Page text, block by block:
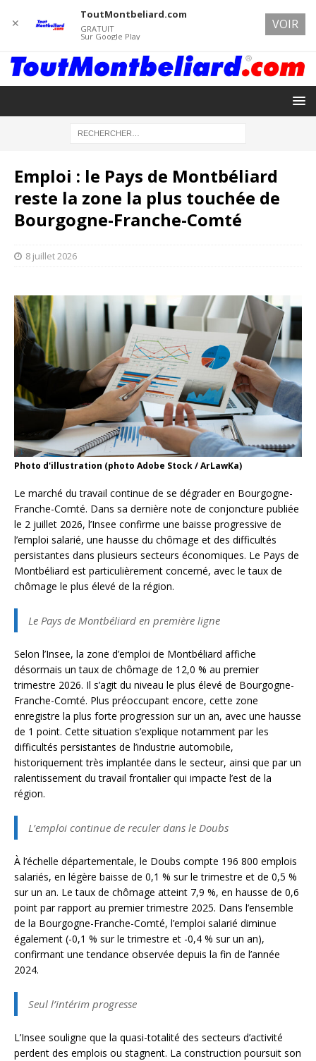
Emploi : le Pays de Montbéliard
reste la zone la plus touchée de
Bourgogne-Franche-Comté
8 juillet 2026
Photo d'illustration (photo Adobe Stock / ArLawKa)
Le marché du travail continue de se dégrader en Bourgogne-
Franche-Comté. Dans sa dernière note de conjoncture publiée
le 2 juillet 2026, l’Insee confirme une baisse progressive de
l’emploi salarié, une hausse du chômage et des difficultés
persistantes dans plusieurs secteurs économiques. Le Pays de
Montbéliard est particulièrement concerné, avec le taux de
chômage le plus élevé de la région.
Le Pays de Montbéliard en première ligne
Selon l’Insee, la zone d’emploi de Montbéliard affiche
désormais un taux de chômage de 12,0 % au premier
trimestre 2026. Il s’agit du niveau le plus élevé de Bourgogne-
Franche-Comté. Plus préoccupant encore, cette zone
enregistre la plus forte progression sur un an, avec une hausse
de 1 point. Cette situation s’explique notamment par les
difficultés persistantes de l’industrie automobile,
historiquement très implantée dans le secteur, ainsi que par un
ralentissement du travail frontalier qui impacte l’est de la
région.
L’emploi continue de reculer dans le Doubs
À l’échelle départementale, le Doubs compte 196 800 emplois
salariés, en légère baisse de 0,1 % sur le trimestre et de 0,5 %
sur un an. Le taux de chômage atteint 7,9 %, en hausse de 0,6
point par rapport au premier trimestre 2025. Dans l’ensemble
de la Bourgogne-Franche-Comté, l’emploi salarié diminue
également (-0,1 % sur le trimestre et -0,4 % sur un an),
confirmant une tendance observée depuis la fin de l’année
2024.
Seul l’intérim progresse
L’Insee souligne que la quasi-totalité des secteurs d’activité
perdent des emplois ou stagnent. La construction poursuit son
✕
ToutMontbeliard.com
GRATUIT
Sur Google Play
VOIR